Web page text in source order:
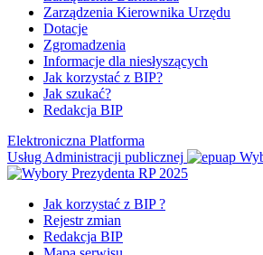
Zarządzenia Kierownika Urzędu
Dotacje
Zgromadzenia
Informacje dla niesłyszących
Jak korzystać z BIP?
Jak szukać?
Redakcja BIP
Elektroniczna Platforma
Usług Administracji publicznej
Jak korzystać z BIP ?
Rejestr zmian
Redakcja BIP